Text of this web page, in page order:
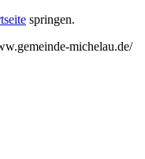
springen.
michelau.de/